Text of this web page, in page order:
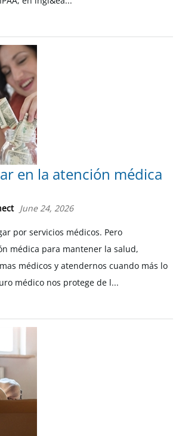
en la atención médica
June 24, 2026
por servicios médicos. Pero
médica para mantener la salud,
médicos y atendernos cuando más lo
médico nos protege de l...